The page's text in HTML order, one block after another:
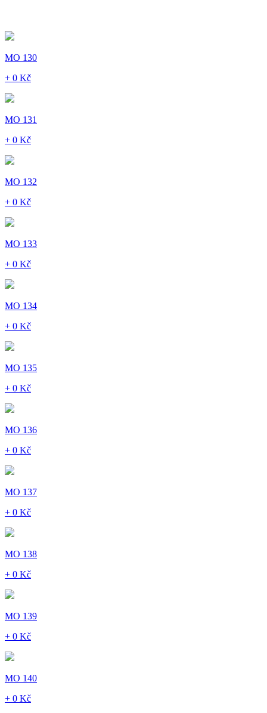
MO 130
+ 0 Kč
MO 131
+ 0 Kč
MO 132
+ 0 Kč
MO 133
+ 0 Kč
MO 134
+ 0 Kč
MO 135
+ 0 Kč
MO 136
+ 0 Kč
MO 137
+ 0 Kč
MO 138
+ 0 Kč
MO 139
+ 0 Kč
MO 140
+ 0 Kč